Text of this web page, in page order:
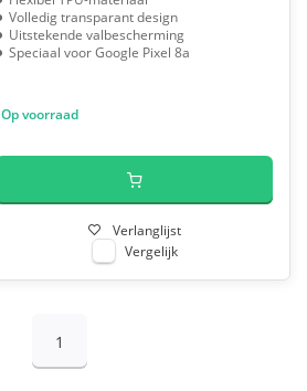
Volledig transparant design
Uitstekende valbescherming
Speciaal voor Google Pixel 8a
Op voorraad
Verlanglijst
Vergelijk
1